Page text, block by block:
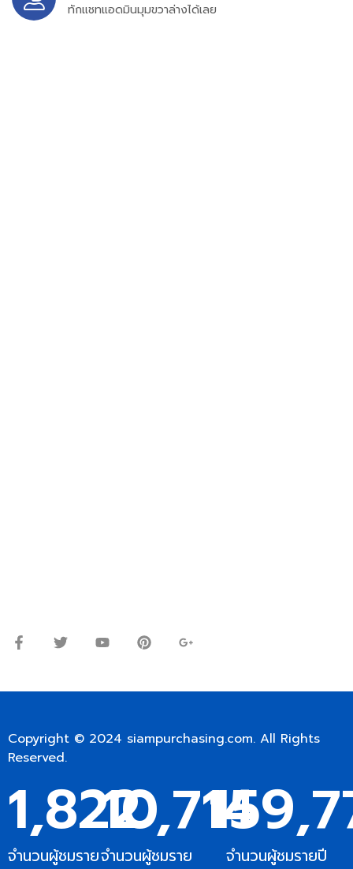
ทักแชทแอดมินมุมขวาล่างได้เลย
Copyright © 2024 siampurchasing.com. All Rights
Reserved.
จำนวนผู้ชมราย
1,822
จำนวนผู้ชมราย
10,714
จำนวนผู้ชมรายปี